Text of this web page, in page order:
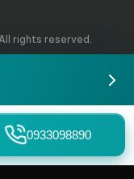
rights reserved.
0933098890